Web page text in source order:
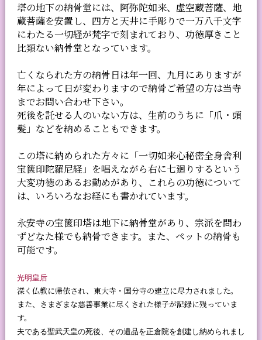
塔の地下の納骨堂には、阿弥陀如来、虚空蔵菩薩、地
蔵菩薩を安置し、四方と天井に手彫りで一万八千文字
にわたる一切経が梵字で刻まれており、功徳厚きこと
比類ない納骨堂となっています。
亡くなられた方の納骨日は年一回、九月にありますが
年によって日が変わりますので納骨ご希望の方は当寺
までお問い合わせ下さい。
死後を託せる人のいない方は、生前のうちに「爪・頭
髪」などを納めることもできます。
この塔に納められた方々に「一切如来心秘密全身舎利
宝篋印陀羅尼経」を唱えながら右に七廻りするという
大変功徳のあるお勤めがあり、これらの功徳について
は、いろいろなお経にも書かれています。
永安寺の宝篋印塔は地下に納骨堂があり、宗派を問わ
ずどなた様でも納骨できます。また、ペットの納骨も
可能です。
光明皇后
深く仏教に帰依され、東大寺・国分寺の建立に尽力されました。
また、さまざまな慈善事業に尽くされた様子が記録に残っていま
す。
夫である聖武天皇の死後、その遺品を正倉院を創建し納められまし